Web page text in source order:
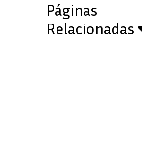
Páginas
Relacionadas